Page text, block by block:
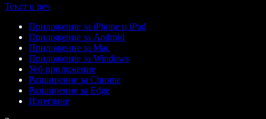
Текст в реч
Приложение за iPhone и iPad
Приложение за Android
Приложение за Mac
Приложение за Windows
Уеб приложение
Разширение за Chrome
Разширение за Edge
Изтегляне